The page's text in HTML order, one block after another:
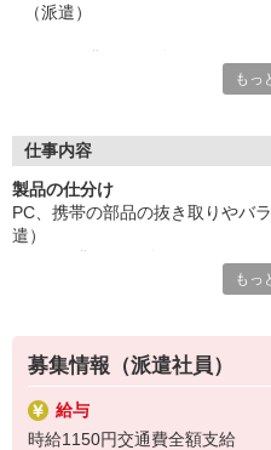
（派遣）
製造業界での就業経験がある方
ざいます。詳細はオペレーター
『テクノ・サービス』は、派遣
プです。
全国にあるお仕事の中から、一
じたお仕事をご案内します。
安全管理体制も万全ですので安
登録方法は、【オンライン】【
選べます♪
★★履歴書・証明写真は不要！
また、ご登録済の方はお仕事の
ご応募お待ちしています。
もっ
仕事内容
製品の仕分け
PC、携帯の部品の抜き取りやバ
遣）
製造業界での就業経験がある方もっ
募集情報（派遣社員）
給与
時給1150円交通費全額支給